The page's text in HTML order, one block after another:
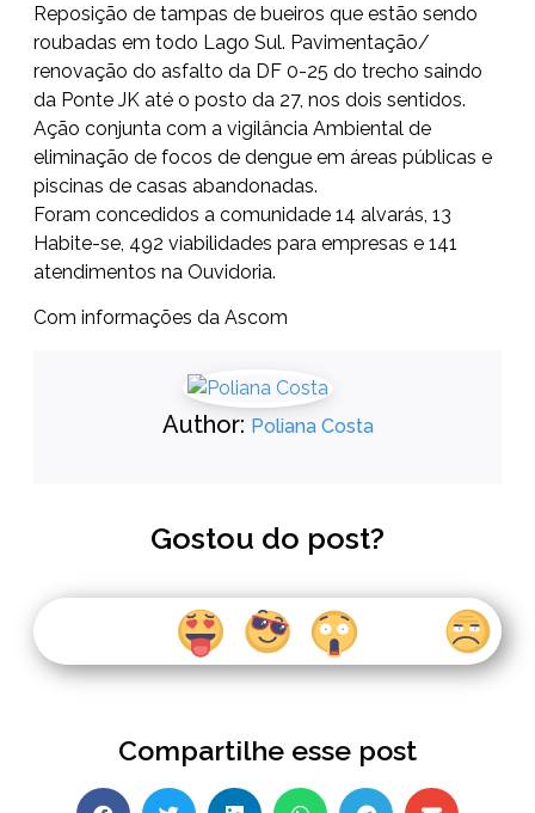
Reposição de tampas de bueiros que estão sendo
roubadas em todo Lago Sul. Pavimentação/
renovação do asfalto da DF 0-25 do trecho saindo
da Ponte JK até o posto da 27, nos dois sentidos.
Ação conjunta com a vigilância Ambiental de
eliminação de focos de dengue em áreas públicas e
piscinas de casas abandonadas.
Foram concedidos a comunidade 14 alvarás, 13
Habite-se, 492 viabilidades para empresas e 141
atendimentos na Ouvidoria.
Com informações da Ascom
Author: Poliana Costa
Gostou do post?
Compartilhe esse post